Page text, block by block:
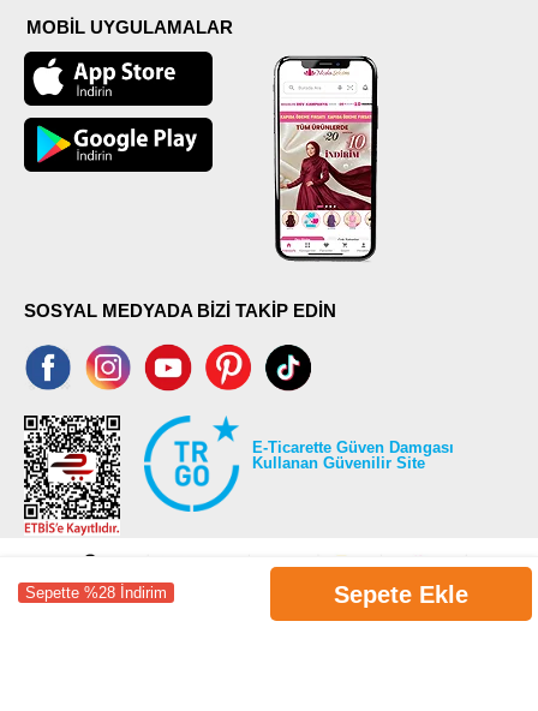
Sepette %28 İndirim Sepete Ekle
MOBİL UYGULAMALAR
SOSYAL MEDYADA BİZİ TAKİP EDİN
E-Ticarette Güven Damgası
Kullanan Güvenilir Site
©2026 Tüm modaselvim.com hakları saklıdır.